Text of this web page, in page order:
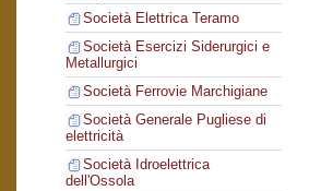
Società Elettrica Teramo
Società Esercizi Siderurgici e
Metallurgici
Società Ferrovie Marchigiane
Società Generale Pugliese di
elettricità
Società Idroelettrica
dell'Ossola